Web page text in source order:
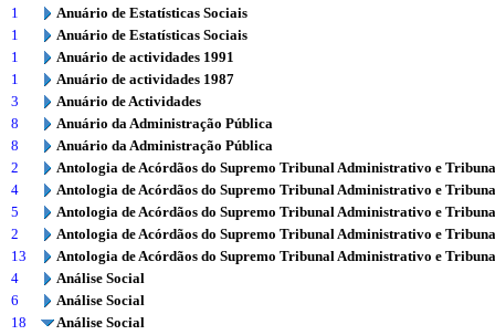
1
Anuário de Estatísticas Sociais
1
Anuário de Estatísticas Sociais
1
Anuário de actividades 1991
1
Anuário de actividades 1987
3
Anuário de Actividades
8
Anuário da Administração Pública
8
Anuário da Administração Pública
2
Antologia de Acórdãos do Supremo Tribunal Administrativo e
4
Antologia de Acórdãos do Supremo Tribunal Administrativo e
5
Antologia de Acórdãos do Supremo Tribunal Administrativo e
2
Antologia de Acórdãos do Supremo Tribunal Administrativo e
13
Antologia de Acórdãos do Supremo Tribunal Administrativo e
4
Análise Social
6
Análise Social
18
Análise Social